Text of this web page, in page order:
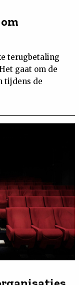
terugbetaling
gaat om de
tijdens de